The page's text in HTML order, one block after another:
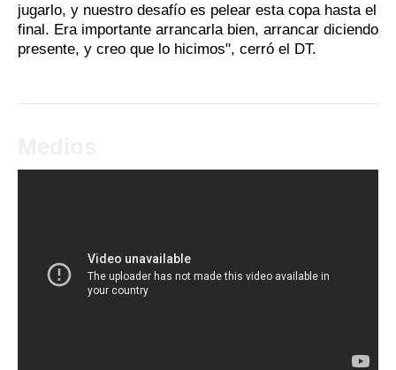
jugarlo, y nuestro desafío es pelear esta copa hasta el
final. Era importante arrancarla bien, arrancar diciendo
presente, y creo que lo hicimos", cerró el DT.